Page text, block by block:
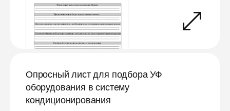
Опросный лист для подбора УФ
оборудования в систему
кондиционирования